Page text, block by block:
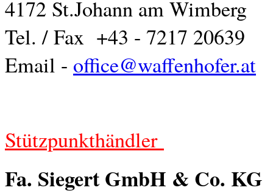
4172 St.Johann am Wimberg
Tel. / Fax +43 - 7217 20639
Email - office@waffenhofer.at
Stützpunkthändler
Fa. Siegert GmbH & Co. KG